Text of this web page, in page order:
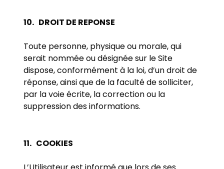
10. DROIT DE REPONSE
Toute personne, physique ou morale, qui
serait nommée ou désignée sur le Site
dispose, conformément à la loi, d’un droit de
réponse, ainsi que de la faculté de solliciter,
par la voie écrite, la correction ou la
suppression des informations.
11. COOKIES